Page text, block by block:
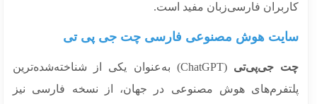
فارسی‌زبان مفید است.
هوش مصنوعی فارسی چت جی پی تی
جی‌پی‌تی
(ChatGPT) به‌عنوان یکی از شناخته‌شده‌ترین
هوش مصنوعی در جهان، از نسخه فارسی نیز